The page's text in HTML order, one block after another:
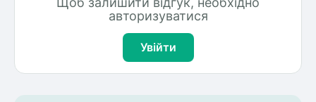
авторизуватися
Увійти